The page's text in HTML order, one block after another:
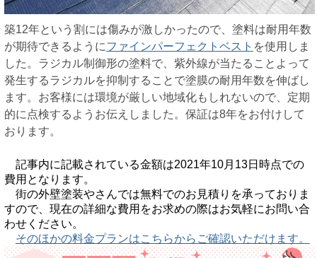
築12年という割には傷みが激しかったので、塗料は耐用年数
が期待できるようにファインパーフェクトベスト を使用しま
した。ラジカル制御形の塗料で、紫外線が当たることよって
発生するラジカルを抑制することで塗膜の耐用年数を伸ばし
ます。お客様には環境が厳しい地域化もしれないので、定期
的に点検するようお伝えしました。保証は8年をお付けして
おります。
記事内に記載されている金額は2021年10月13日時点での
費用となります。
街の外壁塗装やさんでは無料でのお見積りを承っておりま
すので、現在の詳細な費用をお求めの際はお気軽にお問い合
わせください。
そのほかの料金プランはこちらからご確認いただけます。